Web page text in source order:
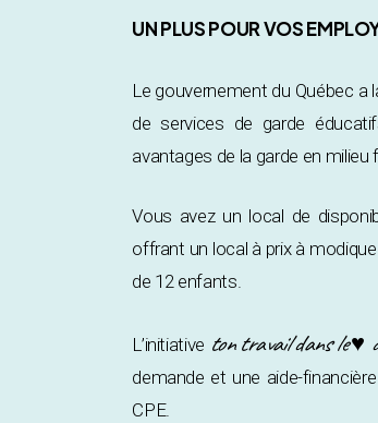
UN PLUS POUR VOS
Le gouvernement du Québec a
de services de garde
avantages de la garde en milieu
Vous avez un local de
offrant un local à prix à
de 12 enfants.
L’initiative ton travail dans le ♥
demande et une aide-
CPE.